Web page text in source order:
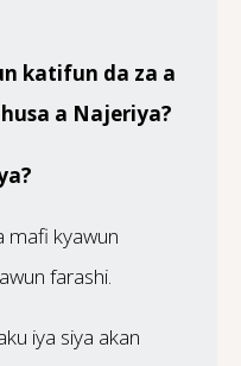
katifun da za a
a Najeriya?
mafi kyawun
farashi.
iya siya akan